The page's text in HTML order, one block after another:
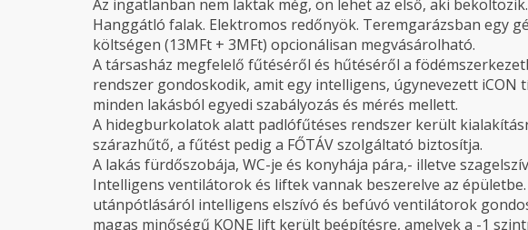
Az ingatlanban nem laktak még, ön lehet az első, aki
Hanggátló falak. Elektromos redőnyök. Teremgarázsban egy
költségen (13MFt + 3MFt) opcionálisan megvásárolható.
A társasház megfelelő fűtéséről és hűtéséről a
rendszer gondoskodik, amit egy intelligens, úgynevezett
minden lakásból egyedi szabályozás és mérés mellett.
A hidegburkolatok alatt padlófűtéses rendszer került
szárazhűtő, a fűtést pedig a FŐTÁV szolgáltató biztosítja.
A lakás fürdőszobája, WC-je és konyhája pára,- illetve
Intelligens ventilátorok és liftek vannak beszerelve az
utánpótlásáról intelligens elszívó és befúvó ventilátorok
magas minőségű KONE lift került beépítésre, amelyek a -1